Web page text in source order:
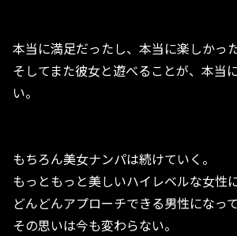
本当に満足だったし、本当に楽しかった
そしてまた彼女と遊べることが、本当
い。
もちろん美女ナンパは続けていく。
もっともっと美しいハイレベルな女性に
どんどんアプローチできる男性になっ
その思いは今も変わらない。